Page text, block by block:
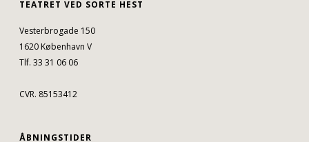
TEATRET VED SORTE HEST
Vesterbrogade 150
1620 København V
Tlf. 33 31 06 06
CVR. 85153412
ÅBNINGSTIDER